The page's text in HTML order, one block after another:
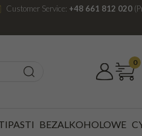
Customer Service: +48 661 812 020
0
BEZALKOHOLOWE